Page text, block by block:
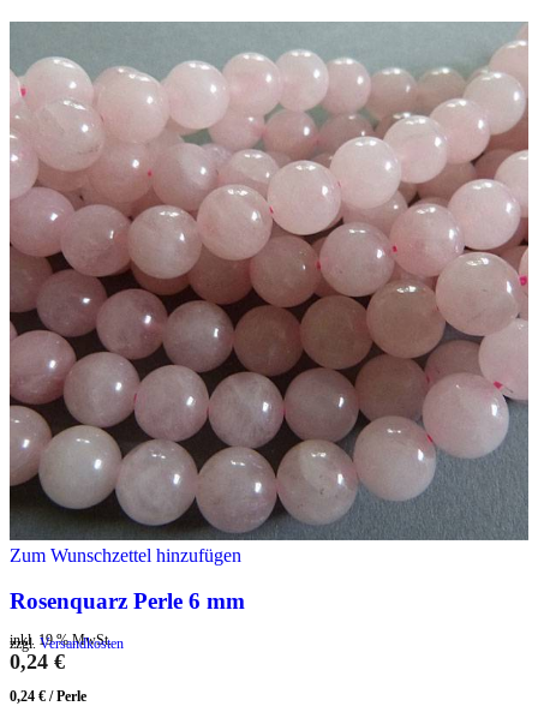
Zum Wunschzettel hinzufügen
Rosenquarz Perle 6 mm
inkl. 19 % MwSt.
zzgl. Versandkosten
0,24 €
0,24 € /Perle